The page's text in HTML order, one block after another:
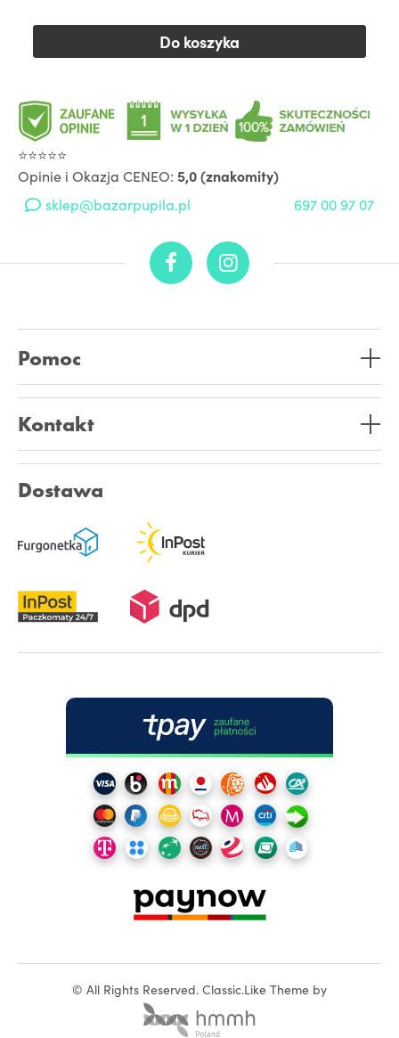
Do koszyka
⭐⭐⭐⭐⭐
Opinie i Okazja CENEO: 5,0 (znakomity)
sklep@bazarpupila.pl
697 00 97 07
Pomoc
Kontakt
Dostawa
© All Rights Reserved. Classic.Like Theme by